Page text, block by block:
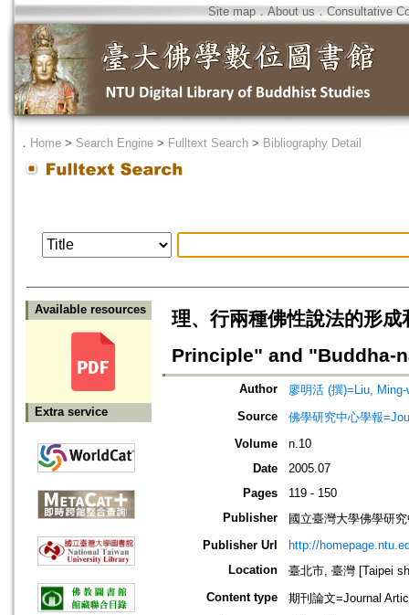
Site map．About us ． Consultative
． Home > Search Engine > Fulltext Search > Bibliography Detail
Available resources
Extra service
理、行兩種佛性說法的形
Principle" and "Buddha-
Author
廖明活 (撰)=Liu,
Source
佛學研究中心學報
Volume
n.10
Date
2005.07
Pages
119 - 150
Publisher
國立臺灣大學佛學研
Publisher Url
http://
Location
臺北市, 臺灣 [Taipei
Content type
期刊論文=Journal